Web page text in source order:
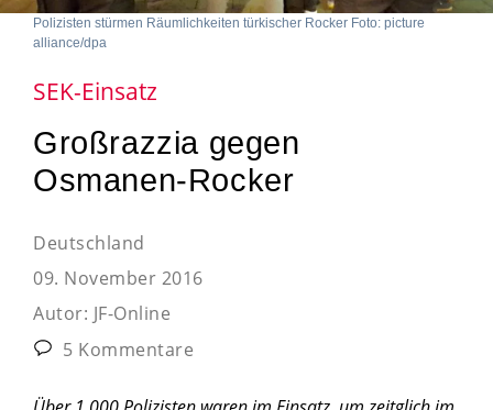
Polizisten stürmen Räumlichkeiten türkischer Rocker Foto: picture
alliance/dpa
SEK-Einsatz
Großrazzia gegen
Osmanen-Rocker
Deutschland
09. November 2016
Autor: JF-Online
5 Kommentare